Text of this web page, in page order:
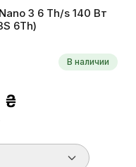
3 6 Th/s 140 Вт
6Th)
В наличии
₴